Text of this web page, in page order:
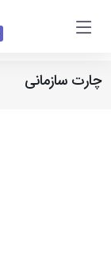
چارت سازمانی